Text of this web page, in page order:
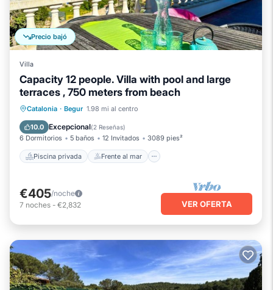
Precio bajó
Villa
Capacity 12 people. Villa with pool and large
terraces , 750 meters from beach
Catalonia · Begur 1.98 mi al centro
10.0 Excepcional(2 Reseñas)
6 Dormitorios 5 baños 12 Invitados 3089 pies²
Piscina privada Frente al mar
Piscina privada
Frente al mar
Chimenea/Calefacción
€405/noche
7 noches - €2,832 VER OFERTA